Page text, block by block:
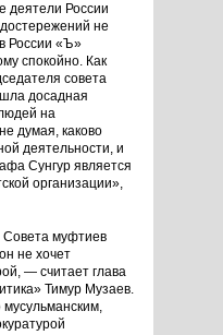
деятели России
не
России «Ъ»
спокойно. Как
совета
досадная
на
думая, каково
деятельности, и
Сунгур является
организации»,
Совета муфтиев
не хочет
— считает глава
Тимур Музаев.